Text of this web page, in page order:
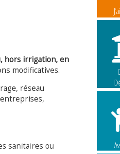
hors irrigation, en
modificatives.
réseau
sanitaires ou